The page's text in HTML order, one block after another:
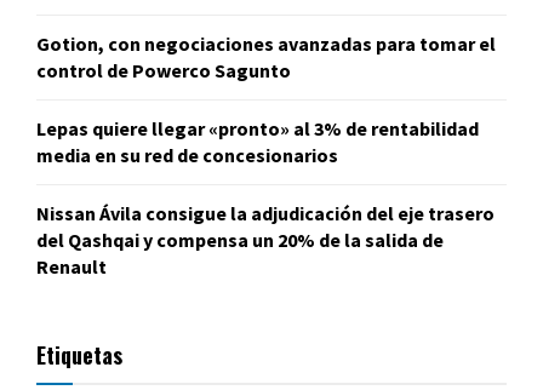
Gotion, con negociaciones avanzadas para tomar el
control de Powerco Sagunto
Lepas quiere llegar «pronto» al 3% de rentabilidad
media en su red de concesionarios
Nissan Ávila consigue la adjudicación del eje trasero
del Qashqai y compensa un 20% de la salida de
Renault
Etiquetas